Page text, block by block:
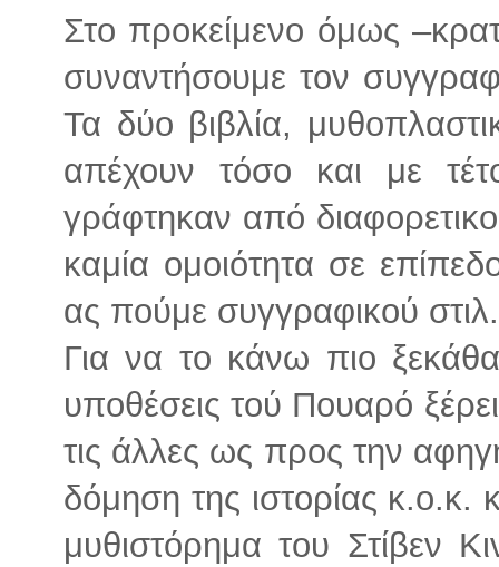
Στο προκείμενο όμως
συναντήσουμε τον
Τα δύο βιβλία,
απέχουν τόσο και με
γράφτηκαν από
καμία ομοιότητα σε
ας πούμε συγγραφικού στιλ.
Για να το κάνω πιο
υποθέσεις τού Πουαρό
τις άλλες ως προς την
δόμηση της ιστορίας κ.ο.κ.
μυθιστόρημα του Στίβεν